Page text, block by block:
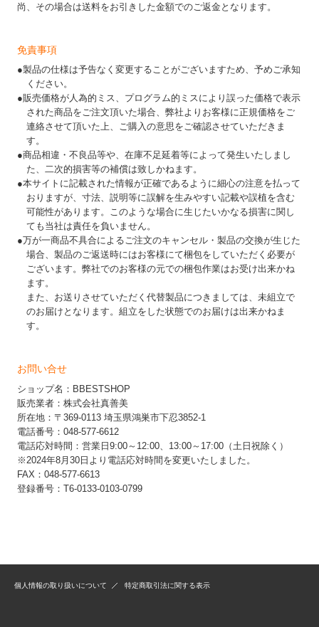
尚、その場合は送料をお引きした金額でのご返金となります。
免責事項
●製品の仕様は予告なく変更することがございますため、予めご承知
ください。
●販売価格が人為的ミス、プログラム的ミスにより誤った価格で表示
された商品をご注文頂いた場合、弊社よりお客様に正規価格をご
連絡させて頂いた上、ご購入の意思をご確認させていただきま
す。
●商品相違・不良品等や、在庫不足延着等によって発生いたしまし
た、二次的損害等の補償は致しかねます。
●本サイトに記載された情報が正確であるように細心の注意を払って
おりますが、寸法、説明等に誤解を生みやすい記載や誤植を含む
可能性があります。このような場合に生じたいかなる損害に関し
ても当社は責任を負いません。
●万が一商品不具合によるご注文のキャンセル・製品の交換が生じた
場合、製品のご返送時にはお客様にて梱包をしていただく必要が
ございます。弊社でのお客様の元での梱包作業はお受け出来かね
ます。
また、お送りさせていただく代替製品につきましては、未組立で
のお届けとなります。組立をした状態でのお届けは出来かねま
す。
お問い合せ
ショップ名：BBESTSHOP
販売業者：株式会社真善美
所在地：〒369-0113 埼玉県鴻巣市下忍3852-1
電話番号：048-577-6612
電話応対時間：営業日9:00～12:00、13:00～17:00（土日祝除く）
※2024年8月30日より電話応対時間を変更いたしました。
FAX：048-577-6613
登録番号：T6-0133-0103-0799
個人情報の取り扱いについて 特定商取引法に関する表示